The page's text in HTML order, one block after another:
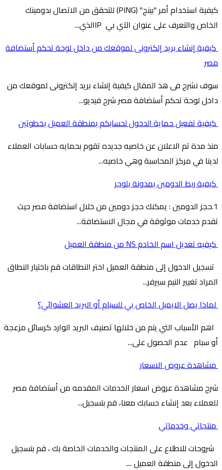
كيفية استخدام أمر "بينج" (PING) للتحقق من الاتصال بدومينك
الخاص والتعرف على عنوان الآي بي IPالذي...
كيفية إنشاء بريد إلكترونى لموقعك من داخل لوحة تحكم أستضافة
مصر
سوف نشرح فى هذ المقال كيفية إنشاء بريد إلكترونى لموقعك من
داخل لوحة تحكم أستضافة مصر شرح فيديو...
كيفية تفعيل حماية الدخول لحسابكم بمنطقة العميل بخطوتين
منذ مدة تم الاعلان عن خاصيه جديده تقوم بحمايه حسابات العملاء
لدينا في مركز المحاسبة وهي خاصيه...
كيفية ربط الدومين بمدونة بلوجر
1.حجز الدومين : يمكنك حجز دومين من خلال استضافة مصر حيث
تقدم خدمات موثوقة في مجال الاستضافة...
كيفيه تعديل اسم الخادم NS من منطقة العميل
تسجيل الدخول إلى منطقة العميل اختر النطاقات قم باختيار النطاق
المراد تغيير النيم سيرفر...
لماذا يصل الايميل الخاص بي للسبام أو البريد العشوائي؟
اهم الأسباب التي يتم من خلالها تصنيف البريد الوارد كرسائل مزعجة
أو سبام عدم الحصول على...
مشاهدة عروض الاسعار
شرح مشاهدة عروض اسعار الخدمات المقدمه من أستضافة مصر
للعملاء بعد إنشاء حسابك معنا، قم بتسجيل...
منتجاتي وخدماتي
شروحات للاطلاع على المنتجات والخدمات الخاصة بك ، قم بتسجيل
الدخول إلى منطقة العميل ....